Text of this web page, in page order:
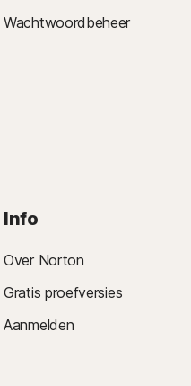
Wachtwoordbeheer
Info
Over Norton
Gratis proefversies
Aanmelden